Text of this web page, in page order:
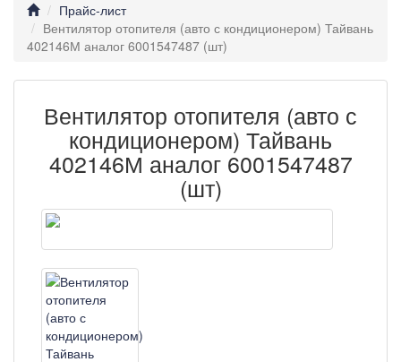
Прайс-лист
Вентилятор отопителя (авто с кондиционером) Тайвань
402146М аналог 6001547487 (шт)
Вентилятор отопителя (авто с
кондиционером) Тайвань
402146М аналог 6001547487
(шт)